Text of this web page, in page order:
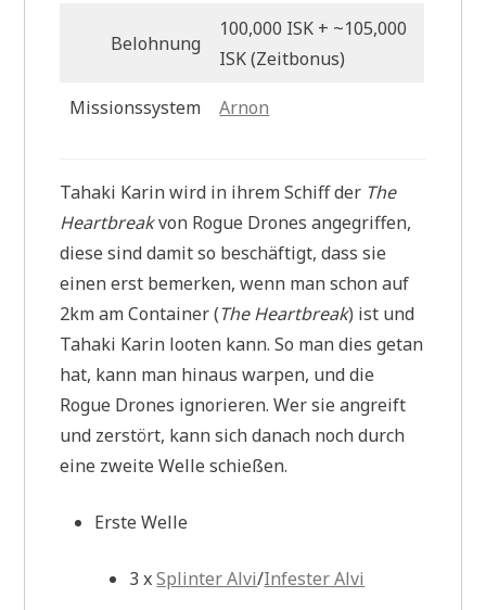
Belohnung
100,000 ISK + ~105,000
ISK (Zeitbonus)
Missionssystem Arnon
Tahaki Karin wird in ihrem Schiff der The
Heartbreakvon Rogue Drones angegriffen,
diese sind damit so beschäftigt, dass sie
einen erst bemerken, wenn man schon auf
2km am Container (The Heartbreak) ist und
Tahaki Karin looten kann. So man dies getan
hat, kann man hinaus warpen, und die
Rogue Drones ignorieren. Wer sie angreift
und zerstört, kann sich danach noch durch
eine zweite Welle schießen.
Erste Welle
3 xSplinter Alvi/Infester Alvi